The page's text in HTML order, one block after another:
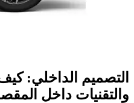
التصميم الداخلي:
والتقنيات داخل